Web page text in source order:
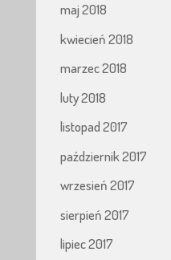
maj 2018
kwiecień 2018
marzec 2018
luty 2018
listopad 2017
październik 2017
wrzesień 2017
sierpień 2017
lipiec 2017